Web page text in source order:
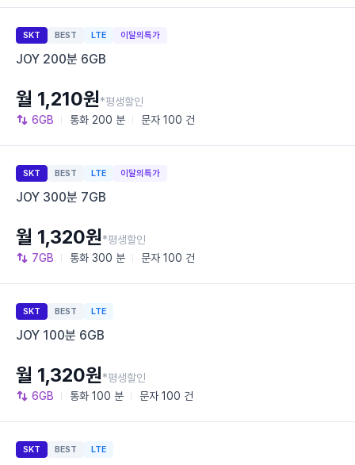
SKT BEST LTE 이달의특가
JOY 200분 6GB
6GB 통화 200 분 문자 100 건
월 1,210원*평생할인
SKT BEST LTE 이달의특가
JOY 300분 7GB
7GB 통화 300 분 문자 100 건
월 1,320원*평생할인
SKT BEST LTE
JOY 100분 6GB
6GB 통화 100 분 문자 100 건
월 1,320원*평생할인
SKT BEST LTE